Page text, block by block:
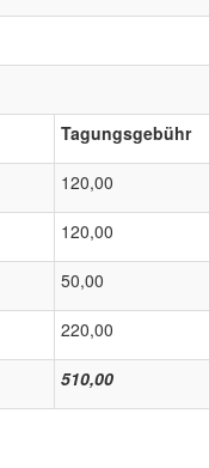
Tagungsgebühr
120,00
120,00
50,00
220,00
510,00